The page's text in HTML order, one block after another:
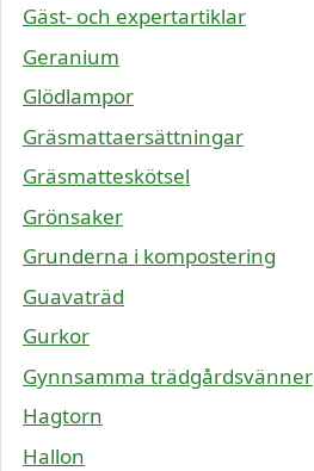
Gäst- och expertartiklar
Geranium
Glödlampor
Gräsmattaersättningar
Gräsmatteskötsel
Grönsaker
Grunderna i kompostering
Guavaträd
Gurkor
Gynnsamma trädgårdsvänner
Hagtorn
Hallon